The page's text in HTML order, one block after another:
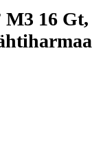
M3 16 Gt,